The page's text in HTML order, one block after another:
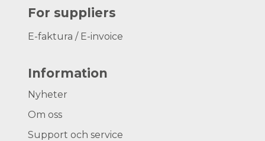
For suppliers
E-faktura / E-invoice
Information
Nyheter
Om oss
Support och service